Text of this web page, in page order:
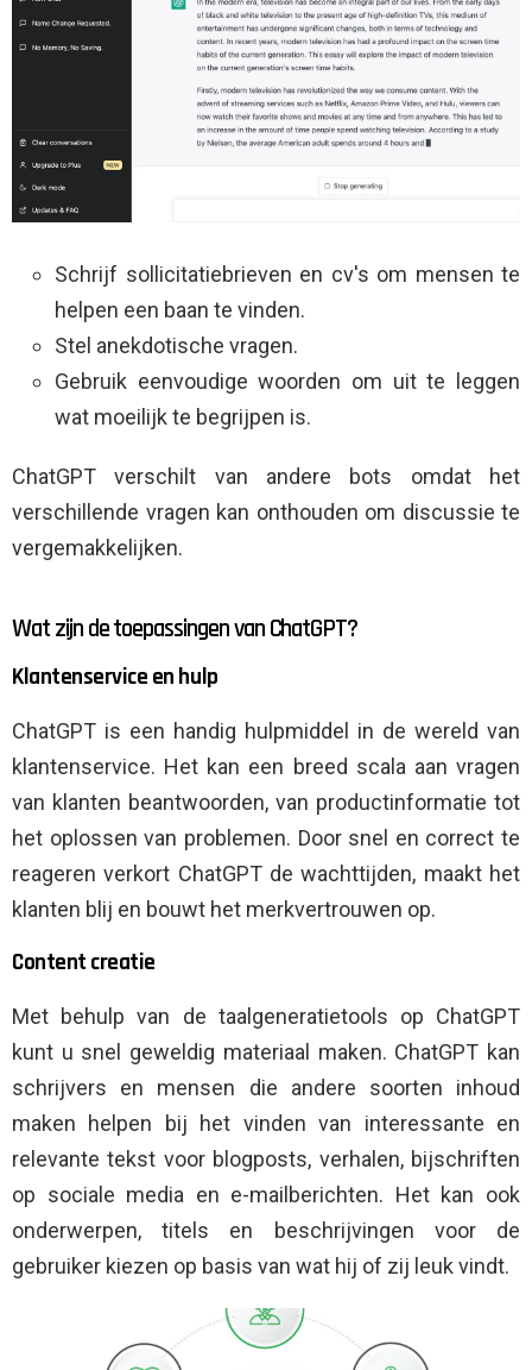
Schrijf sollicitatiebrieven en cv's om mensen te
helpen een baan te vinden.
Stel anekdotische vragen.
Gebruik eenvoudige woorden om uit te leggen
wat moeilijk te begrijpen is.
ChatGPT verschilt van andere bots omdat het
verschillende vragen kan onthouden om discussie te
vergemakkelijken.
Wat zijn de toepassingen van ChatGPT?
Klantenservice en hulp
ChatGPT is een handig hulpmiddel in de wereld van
klantenservice. Het kan een breed scala aan vragen
van klanten beantwoorden, van productinformatie tot
het oplossen van problemen. Door snel en correct te
reageren verkort ChatGPT de wachttijden, maakt het
klanten blij en bouwt het merkvertrouwen op.
Content creatie
Met behulp van de taalgeneratietools op ChatGPT
kunt u snel geweldig materiaal maken. ChatGPT kan
schrijvers en mensen die andere soorten inhoud
maken helpen bij het vinden van interessante en
relevante tekst voor blogposts, verhalen, bijschriften
op sociale media en e-mailberichten. Het kan ook
onderwerpen, titels en beschrijvingen voor de
gebruiker kiezen op basis van wat hij of zij leuk vindt.